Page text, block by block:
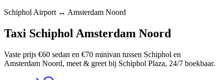
Schiphol Airport ↔ Amsterdam Noord
Taxi Schiphol Amsterdam Noord
Vaste prijs €60 sedan en €70 minivan tussen Schiphol en
Amsterdam Noord, meet & greet bij Schiphol Plaza, 24/7 boekbaar.